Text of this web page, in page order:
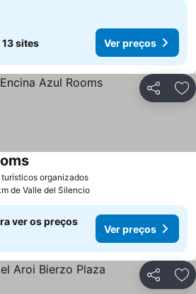
13 sites Ver preços
Partilhar
turísticos organizados
de Valle del Silencio
ver os preços
Ver preços
Partilhar